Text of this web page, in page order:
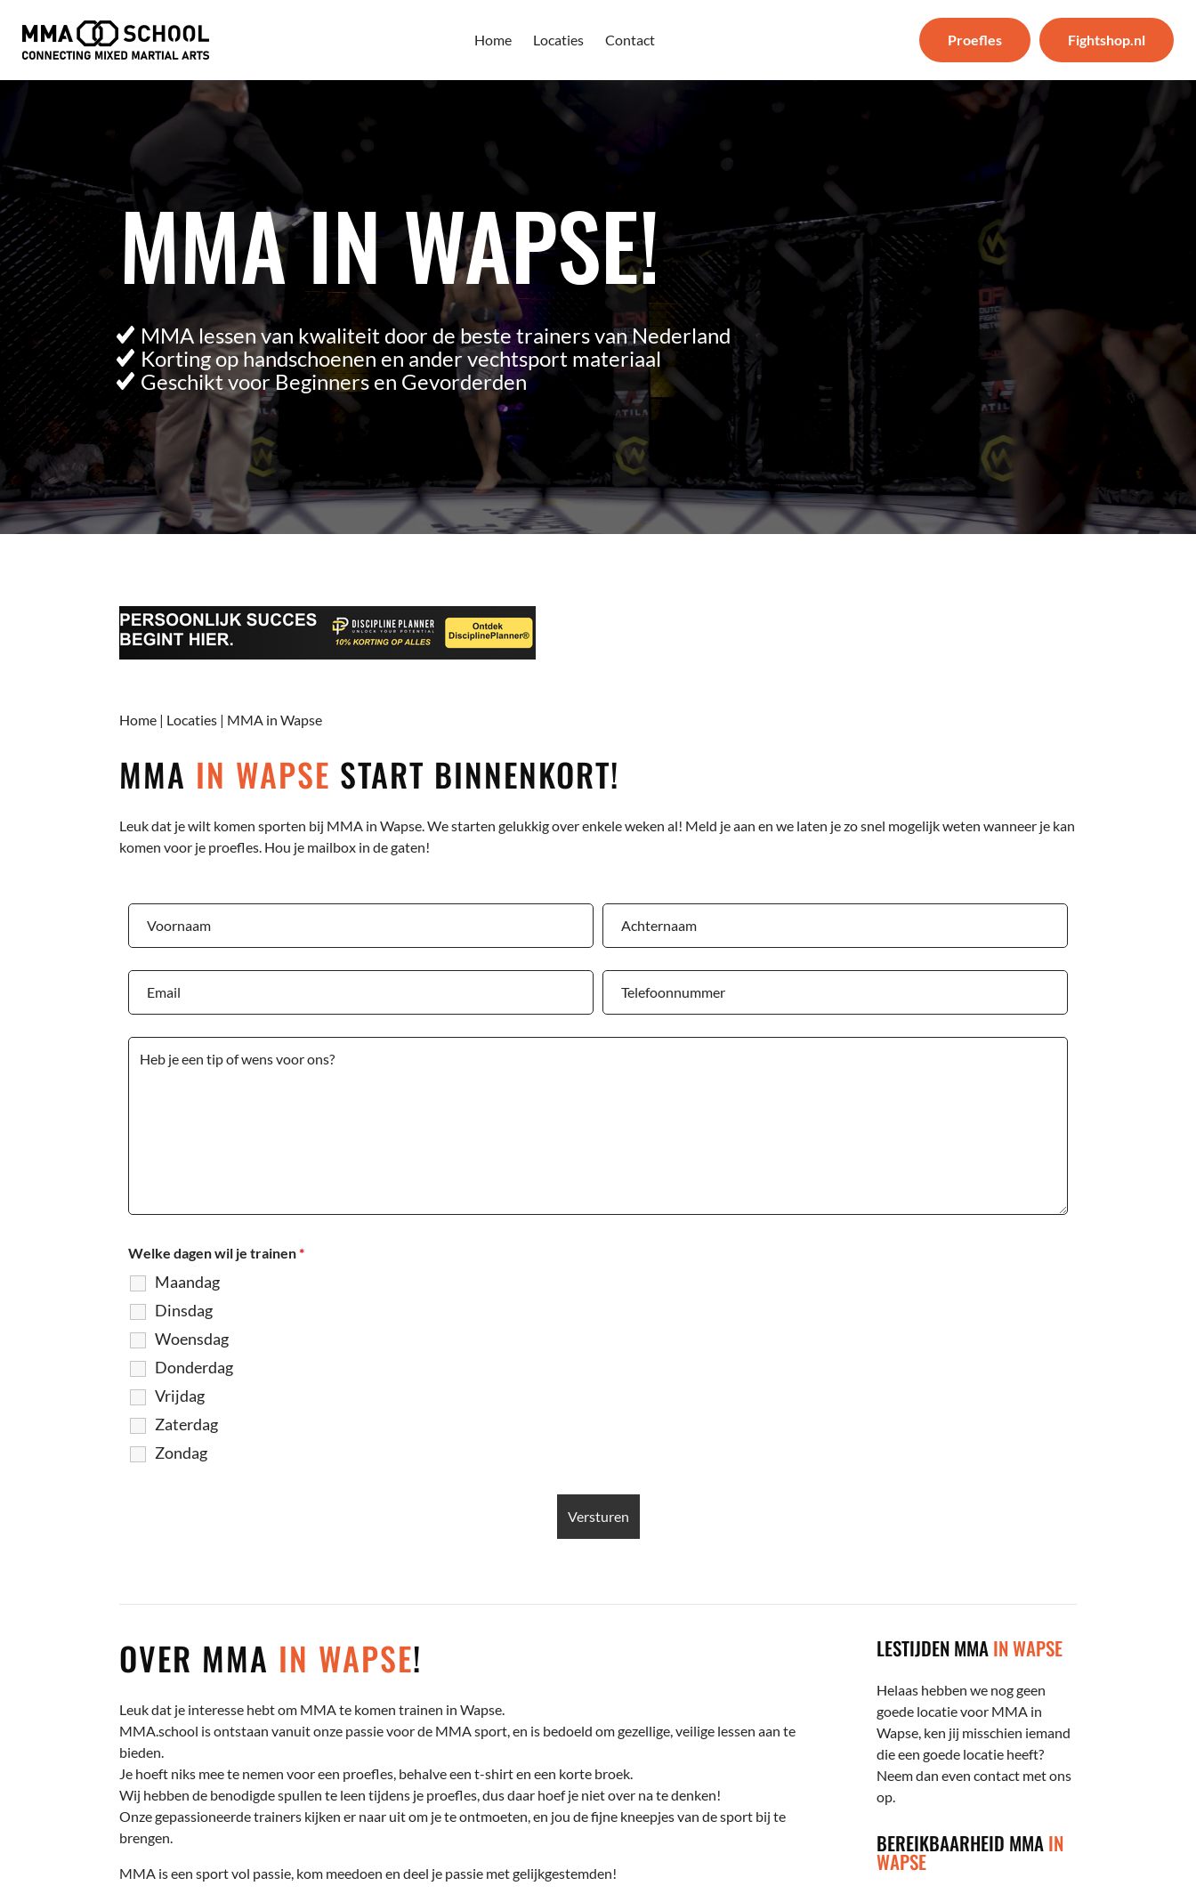
Home Locaties Contact Proefles Fightshop.nl
MMA IN WAPSE!
MMA lessen van kwaliteit door de beste trainers van Nederland
Korting op handschoenen en ander vechtsport materiaal
Geschikt voor Beginners en Gevorderden
Home | Locaties | MMA in Wapse
MMA IN WAPSE START BINNENKORT!
Leuk dat je wilt komen sporten bij MMA in Wapse. We starten gelukkig over enkele weken al! Meld je aan en we laten je zo snel mogelijk weten wanneer je kan
komen voor je proefles. Hou je mailbox in de gaten!
Welke dagen wil je trainen*
Maandag
Dinsdag
Woensdag
Donderdag
Vrijdag
Zaterdag
Zondag
OVER MMA IN WAPSE!
Leuk dat je interesse hebt om MMA te komen trainen in Wapse.
MMA.school is ontstaan vanuit onze passie voor de MMA sport, en is bedoeld om gezellige, veilige lessen aan te
bieden.
Je hoeft niks mee te nemen voor een proefles, behalve een t-shirt en een korte broek.
Wij hebben de benodigde spullen te leen tijdens je proefles, dus daar hoef je niet over na te denken!
Onze gepassioneerde trainers kijken er naar uit om je te ontmoeten, en jou de fijne kneepjes van de sport bij te
brengen.
MMA is een sport vol passie, kom meedoen en deel je passie met gelijkgestemden!
LESTIJDEN MMAIN WAPSE
Helaas hebben we nog geen
goede locatie voor MMA in
Wapse, ken jij misschien iemand
die een goede locatie heeft?
Neem dan even contact met ons
op.
BEREIKBAARHEID MMAIN
WAPSE